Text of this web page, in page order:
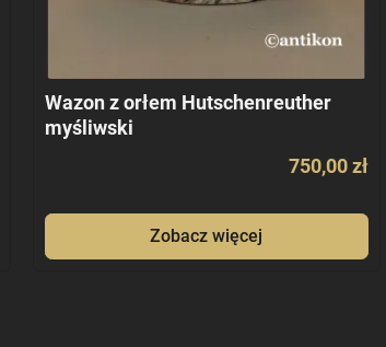
Wazon z orłem Hutschenreuther
myśliwski
750,00 zł
Zobacz więcej